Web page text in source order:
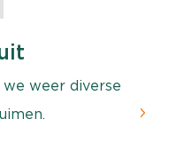
weer diverse